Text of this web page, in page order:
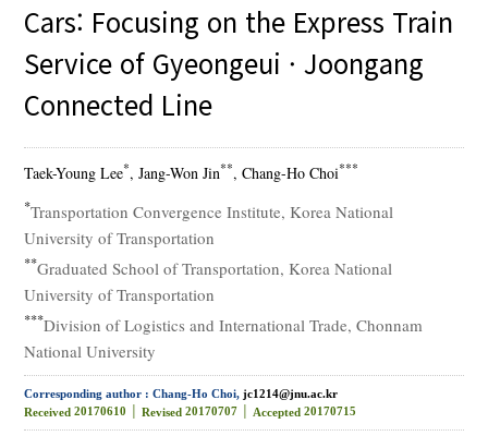
Cars: Focusing on the Express Train
Service of Gyeongeui · Joongang
Connected Line
Taek-Young Lee*, Jang-Won Jin**, Chang-Ho Choi***
*Transportation Convergence Institute, Korea National
University of Transportation
**Graduated School of Transportation, Korea National
University of Transportation
***Division of Logistics and International Trade, Chonnam
National University
Corresponding author : Chang-Ho Choi,jc1214@jnu.ac.kr
Received 20170610 │Revised 20170707 │ Accepted 20170715